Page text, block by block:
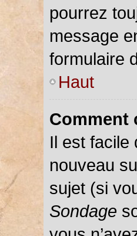
pourrez
message
formulaire
Haut
Comment
Il est facile
nouveau
sujet (si
Sondage